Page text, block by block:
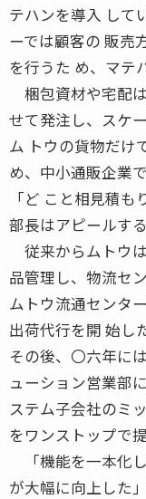
テハンを導入 して
ーでは顧客の 販売
を行うた め、マテ
梱包資材や宅配
せて発注し、スケ
ム トウの貨物だけ
め、中小通販企業
「ど こと相見積
部長はアピールする
従来からムトウ
品管理し、物流セ
ムトウ流通センタ
出荷代行を開 始し
その後、〇六年に
ューション営業部
ステム子会社のミ
をワンストップで
「機能を一本化
が大幅に向上した